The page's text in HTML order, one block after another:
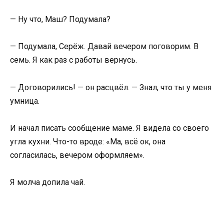
— Ну что, Маш? Подумала?
— Подумала, Серёж. Давай вечером поговорим. В
семь. Я как раз с работы вернусь.
— Договорились! — он расцвёл. — Знал, что ты у меня
умница.
И начал писать сообщение маме. Я видела со своего
угла кухни. Что-то вроде: «Ма, всё ок, она
согласилась, вечером оформляем».
Я молча допила чай.